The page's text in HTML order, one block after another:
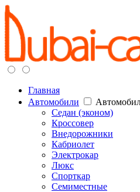
Главная
Автомобили
Седан (эконом)
Кроссовер
Внедорожники
Кабриолет
Электрокар
Люкс
Спорткар
Семиместные